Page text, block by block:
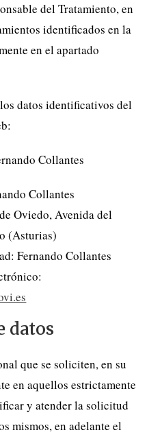
del Tratamiento, en
identificados en la
en el apartado
datos identificativos del
Collantes
Collantes
Oviedo, Avenida del
(Asturias)
Fernando Collantes
datos
que se soliciten, en su
en aquellos estrictamente
y atender la solicitud
mismos, en adelante el